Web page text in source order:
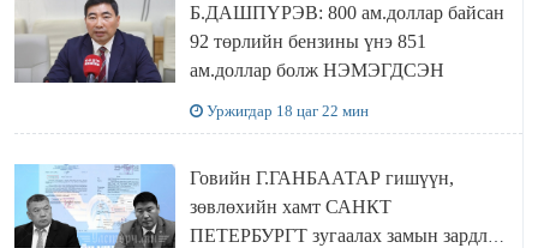
Б.ДАШПҮРЭВ: 800 ам.доллар байсан
92 төрлийн бензины үнэ 851
ам.доллар болж НЭМЭГДСЭН
Уржигдар 18 цаг 22 мин
Говийн Г.ГАНБААТАР гишүүн,
зөвлөхийн хамт САНКТ
ПЕТЕРБУРГТ зугаалах замын зардлаа